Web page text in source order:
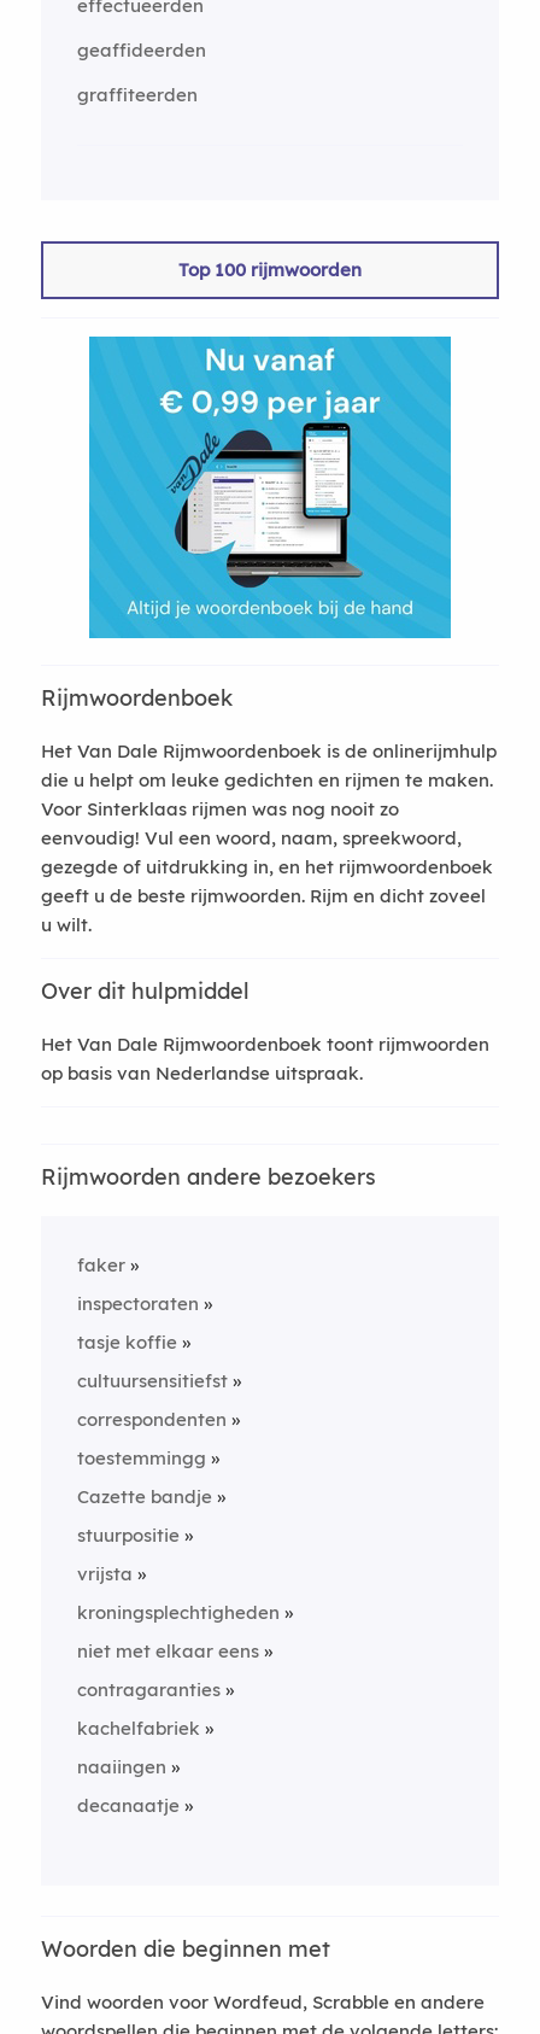
effectueerden
geaffideerden
graffiteerden
Top 100 rijmwoorden
Rijmwoordenboek
Het Van Dale Rijmwoordenboek is de onlinerijmhulp
die u helpt om leuke gedichten en rijmen te maken.
Voor Sinterklaas rijmen was nog nooit zo
eenvoudig! Vul een woord, naam, spreekwoord,
gezegde of uitdrukking in, en het rijmwoordenboek
geeft u de beste rijmwoorden. Rijm en dicht zoveel
u wilt.
Over dit hulpmiddel
Het Van Dale Rijmwoordenboek toont rijmwoorden
op basis van Nederlandse uitspraak.
Rijmwoorden andere bezoekers
faker
inspectoraten
tasje koffie
cultuursensitiefst
correspondenten
toestemmingg
Cazette bandje
stuurpositie
vrijsta
kroningsplechtigheden
niet met elkaar eens
contragaranties
kachelfabriek
naaiingen
decanaatje
Woorden die beginnen met
Vind woorden voor Wordfeud, Scrabble en andere